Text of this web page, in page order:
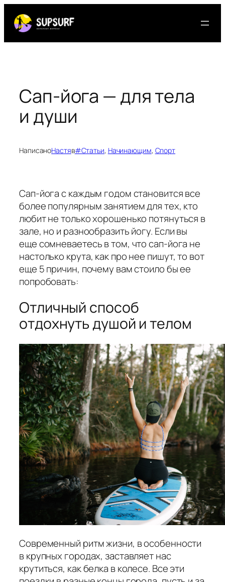
содержимому
Сап-йога — для тела
и души
НаписаноНастяв#Статьи, Начинающим, Спорт
Сап-йога с каждым годом становится все
более популярным занятием для тех, кто
любит не только хорошенько потянуться в
зале, но и разнообразить йогу. Если вы
еще сомневаетесь в том, что сап-йога не
настолько крута, как про нее пишут, то вот
еще 5 причин, почему вам стоило бы ее
попробовать:
Отличный способ
отдохнуть душой и телом
Современный ритм жизни, в особенности
в крупных городах, заставляет нас
крутиться, как белка в колесе. Все эти